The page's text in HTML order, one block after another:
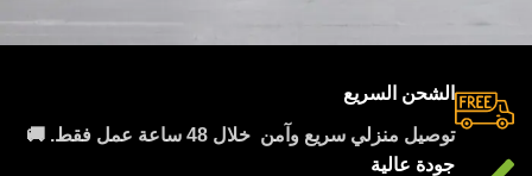
Accessories
Potenti parturient parturie
الشحن السريع
توصيل منزلي سريع وآمن خلال 48 ساعة عمل فقط. 🚚
جودة عالية